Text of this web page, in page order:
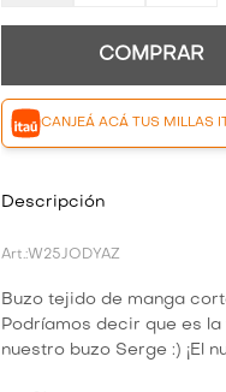
COMPRAR
CANJEÁ ACÁ TUS MILLAS
Descripción
W25JODYAZ
Buzo tejido de manga
Podríamos decir que es
nuestro buzo Serge :) ¡El